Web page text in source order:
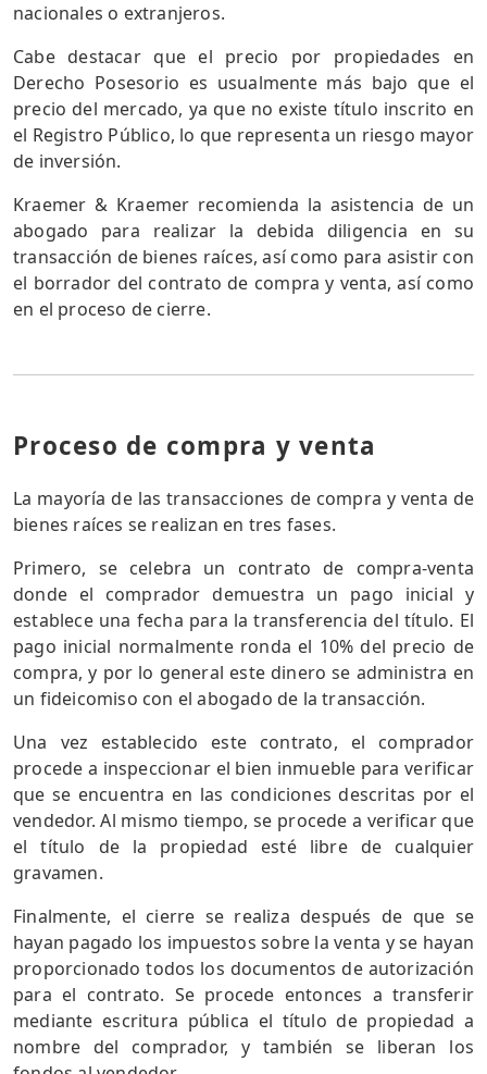
nacionales o extranjeros.
Cabe destacar que el precio por propiedades en
Derecho Posesorio es usualmente más bajo que el
precio del mercado, ya que no existe título inscrito en
el Registro Público, lo que representa un riesgo mayor
de inversión.
Kraemer & Kraemer recomienda la asistencia de un
abogado para realizar la debida diligencia en su
transacción de bienes raíces, así como para asistir con
el borrador del contrato de compra y venta, así como
en el proceso de cierre.
Proceso de compra y venta
La mayoría de las transacciones de compra y venta de
bienes raíces se realizan en tres fases.
Primero, se celebra un contrato de compra-venta
donde el comprador demuestra un pago inicial y
establece una fecha para la transferencia del título. El
pago inicial normalmente ronda el 10% del precio de
compra, y por lo general este dinero se administra en
un fideicomiso con el abogado de la transacción.
Una vez establecido este contrato, el comprador
procede a inspeccionar el bien inmueble para verificar
que se encuentra en las condiciones descritas por el
vendedor. Al mismo tiempo, se procede a verificar que
el título de la propiedad esté libre de cualquier
gravamen.
Finalmente, el cierre se realiza después de que se
hayan pagado los impuestos sobre la venta y se hayan
proporcionado todos los documentos de autorización
para el contrato. Se procede entonces a transferir
mediante escritura pública el título de propiedad a
nombre del comprador, y también se liberan los